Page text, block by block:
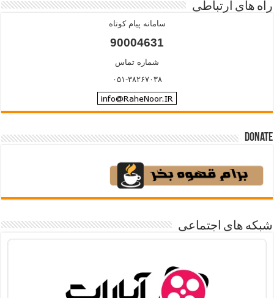
راه های ارتباطی
سامانه پیام کوتاه
90004631
شماره تماس
۰۵۱-۳۸۲۶۷۰۳۸
Donate
شبکه های اجتماعی